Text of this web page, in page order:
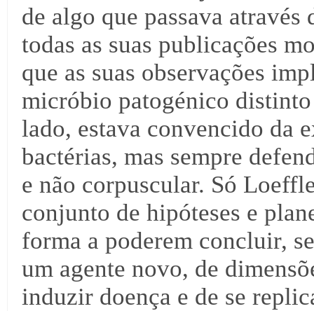
de algo que passava
todas as suas publicações
que as suas observações
micróbio patogénico
lado, estava convencido da
bactérias, mas sempre
e não corpuscular. Só
conjunto de hipóteses e
forma a poderem concluir,
um agente novo, de
induzir doença e de se